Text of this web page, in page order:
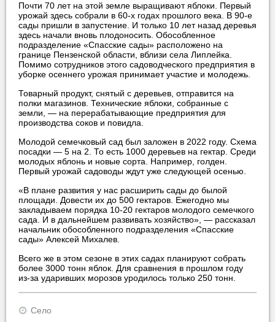
Почти 70 лет на этой земле выращивают яблоки. Первый
урожай здесь собрали в 60-х годах прошлого века. В 90-е
сады пришли в запустение. И только 10 лет назад деревья
здесь начали вновь плодоносить. Обособленное
подразделение «Спасские сады» расположено на
границе Пензенской области, вблизи села Липлейка.
Помимо сотрудников этого садоводческого предприятия в
уборке осеннего урожая принимает участие и молодежь.
Товарный продукт, снятый с деревьев, отправится на
полки магазинов. Технические яблоки, собранные с
земли, — на перерабатывающие предприятия для
производства соков и повидла.
Молодой семечковый сад был заложен в 2022 году. Схема
посадки — 5 на 2. То есть 1000 деревьев на гектар. Среди
молодых яблонь и новые сорта. Например, голден.
Первый урожай садоводы ждут уже следующей осенью.
«В плане развития у нас расширить сады до былой
площади. Довести их до 500 гектаров. Ежегодно мы
закладываем порядка 10-20 гектаров молодого семечкого
сада. И в дальнейшем развивать хозяйство», — рассказал
начальник обособленного подразделения «Спасские
сады» Алексей Михалев.
Всего же в этом сезоне в этих садах планируют собрать
более 3000 тонн яблок. Для сравнения в прошлом году
из-за ударивших морозов уродилось только 250 тонн.
Село